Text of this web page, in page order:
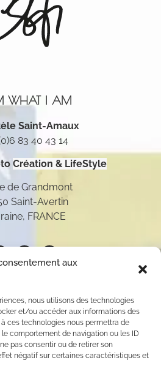
aux
nous utilisons des technologies
et/ou accéder aux informations des
ces technologies nous permettra de
comportement de navigation ou les ID
pas consentir ou de retirer son
négatif sur certaines caractéristiques et
WHAT I AM
Saint-Amaux
83 40 43 14
Création & LifeStyle
de Grandmont
Saint-Avertin
FRANCE